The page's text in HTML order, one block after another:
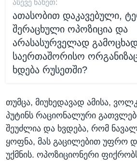
ᲐᲡᲔᲕᲔ ᲜᲐᲮᲔᲗ:
ათასობით დაკავებული,
შერაცხული ოპოზიცია და
არასასურველად
საერთაშორისო
ხდება რუსეთში?
თუმცა, მიუხედავად ამისა,
პუტინს რაციონალური
შეუძლია და ხვდება, რომ
ყოფნა, მას გაცილებით უფრო
უქმნის. ოპოზიციონერი